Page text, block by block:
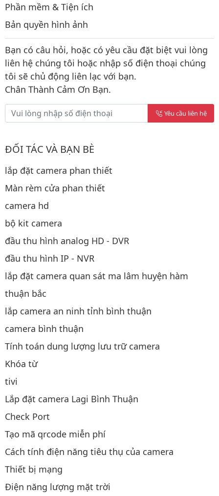
Phần mềm & Tiện ích
Bản quyền hình ảnh
Bạn có câu hỏi, hoặc có yêu cầu đặt biệt vui lòng
liên hệ chúng tôi hoặc nhập số điện thoại chúng
tôi sẽ chủ động liên lạc với bạn.
Chân Thành Cảm Ơn Bạn.
Yêu cầu liên hệ
ĐỐI TÁC VÀ BẠN BÈ
lắp đặt camera phan thiết
Màn rèm cửa phan thiết
camera hd
bộ kit camera
đầu thu hình analog HD - DVR
đầu thu hình IP - NVR
lắp đặt camera quan sát ma lâm huyện hàm
thuận bắc
lắp camera an ninh tỉnh bình thuận
camera bình thuận
Tính toán dung lượng lưu trữ camera
Khóa từ
tivi
Lắp đặt camera Lagi Bình Thuận
Check Port
Tạo mã qrcode miễn phí
Cách tính điện năng tiêu thụ của camera
Thiết bị mạng
Điện năng lượng mặt trời